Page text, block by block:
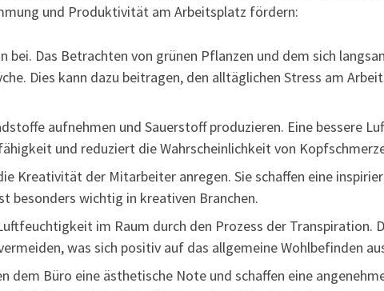
und Produktivität am Arbeitsplatz fördern:
bei. Das Betrachten von grünen Pflanzen und dem sich
Dies kann dazu beitragen, den alltäglichen Stress am
aufnehmen und Sauerstoff produzieren. Eine bessere
und reduziert die Wahrscheinlichkeit von
Kreativität der Mitarbeiter anregen. Sie schaffen eine
besonders wichtig in kreativen Branchen.
im Raum durch den Prozess der Transpiration.
was sich positiv auf das allgemeine Wohlbefinden
dem Büro eine ästhetische Note und schaffen eine